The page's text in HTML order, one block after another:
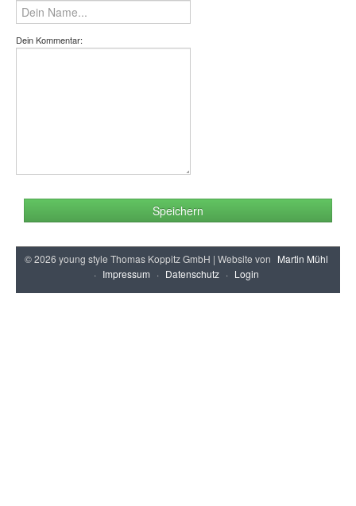
Dein Kommentar:
Speichern
© 2026 young style Thomas Koppitz GmbH | Website von Martin Mühl
· Impressum · Datenschutz · Login